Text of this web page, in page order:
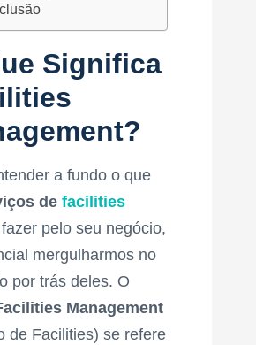
Significa
a fundo o que
de facilities
pelo seu negócio,
mergulharmos no
por trás deles. O
Management
de Facilities) se refere